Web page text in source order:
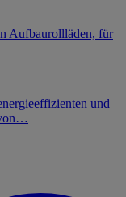
Aufbaurollläden, für
und